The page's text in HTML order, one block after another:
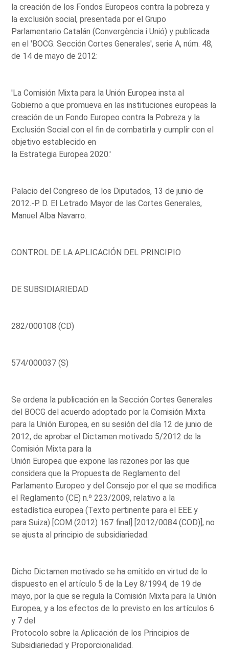
la creación de los Fondos Europeos contra la pobreza y
la exclusión social, presentada por el Grupo
Parlamentario Catalán (Convergència i Unió) y publicada
en el 'BOCG. Sección Cortes Generales', serie A, núm. 48,
de 14 de mayo de 2012:
'La Comisión Mixta para la Unión Europea insta al
Gobierno a que promueva en las instituciones europeas la
creación de un Fondo Europeo contra la Pobreza y la
Exclusión Social con el fin de combatirla y cumplir con el
objetivo establecido en
la Estrategia Europea 2020.'
Palacio del Congreso de los Diputados, 13 de junio de
2012.-P. D. El Letrado Mayor de las Cortes Generales,
Manuel Alba Navarro.
CONTROL DE LA APLICACIÓN DEL PRINCIPIO
DE SUBSIDIARIEDAD
282/000108 (CD)
574/000037 (S)
Se ordena la publicación en la Sección Cortes Generales
del BOCG del acuerdo adoptado por la Comisión Mixta
para la Unión Europea, en su sesión del día 12 de junio de
2012, de aprobar el Dictamen motivado 5/2012 de la
Comisión Mixta para la
Unión Europea que expone las razones por las que
considera que la Propuesta de Reglamento del
Parlamento Europeo y del Consejo por el que se modifica
el Reglamento (CE) n.º 223/2009, relativo a la
estadística europea (Texto pertinente para el EEE y
para Suiza) [COM (2012) 167 final] [2012/0084 (COD)], no
se ajusta al principio de subsidiariedad.
Dicho Dictamen motivado se ha emitido en virtud de lo
dispuesto en el artículo 5 de la Ley 8/1994, de 19 de
mayo, por la que se regula la Comisión Mixta para la Unión
Europea, y a los efectos de lo previsto en los artículos 6
y 7 del
Protocolo sobre la Aplicación de los Principios de
Subsidiariedad y Proporcionalidad.